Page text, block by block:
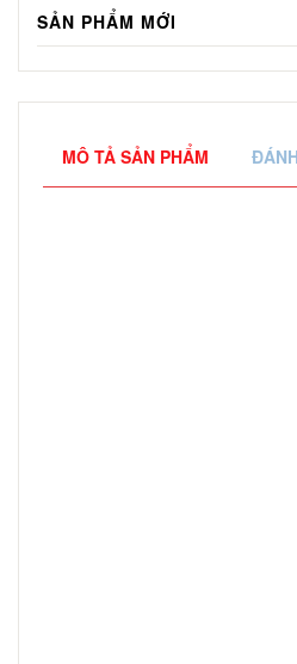
SẢN PHẨM MỚI
MÔ TẢ SẢN PHẨM